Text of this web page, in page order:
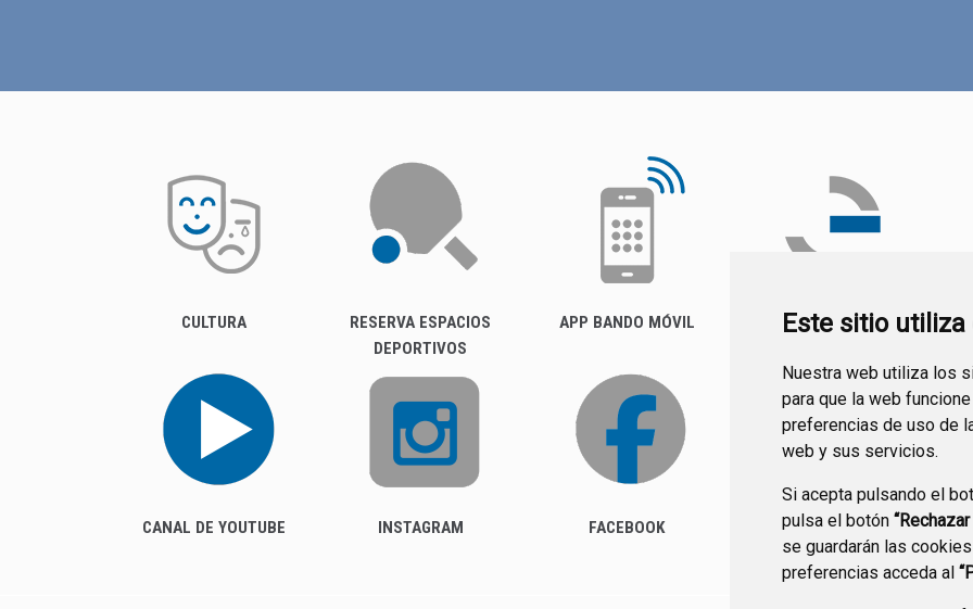
Este sitio
Nuestra web utiliza los
para que la web
preferencias de uso de
web y sus servicios.
Si acepta pulsando el
pulsa el botón
se guardarán las
preferencias acceda al
CULTURA
RESERVA ESPACIOS
DEPORTIVOS
APP BANDO MÓVIL
FACTURA ELECTRÓNICA
CANAL DE YOUTUBE INSTAGRAM FACEBOOK